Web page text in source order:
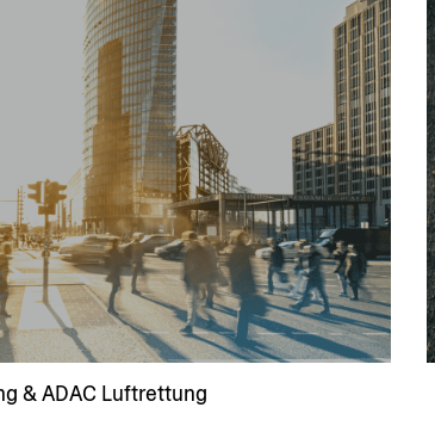
& ADAC Luftrettung